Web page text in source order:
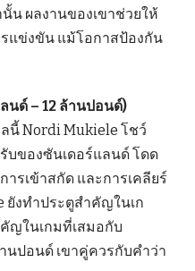
น ผลงานของเขาช่วยให้
รแข่งขัน แม้โอกาสป้องกัน
ด์ – 12 ล้านปอนด์)
Nordi Mukiele โชว์
บของซันเดอร์แลนด์ โดด
รเข้าสกัด และการเคลียร์
ยังทำประตูสำคัญในเก
ญในเกมที่เสมอกับ
นปอนด์ เขาคู่ควรกับคำว่า